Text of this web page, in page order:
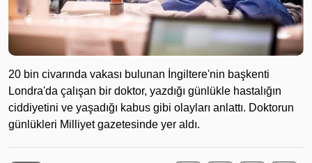
20 bin civarında vakası bulunan İngiltere'nin başkenti
Londra'da çalışan bir doktor, yazdığı günlükle hastalığın
ciddiyetini ve yaşadığı kabus gibi olayları anlattı. Doktorun
günlükleri Milliyet gazetesinde yer aldı.